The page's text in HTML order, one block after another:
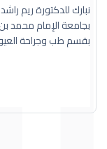
نبارك للدكتورة ريم
بجامعة الإمام محمد
بقسم طب وجراحة